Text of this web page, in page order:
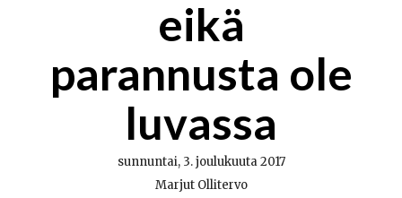
eikä
parannusta ole
luvassa
sunnuntai, 3. joulukuuta 2017
Marjut Ollitervo